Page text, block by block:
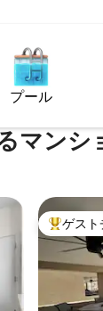
ティがあ
ク先です
が、高速
この家は
プール
マンシ
大好評
ゲスト